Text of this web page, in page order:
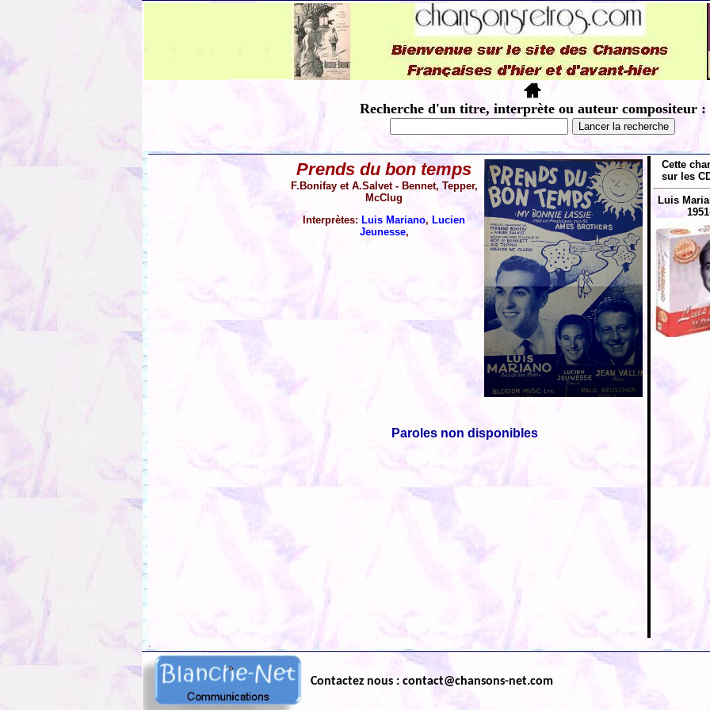
Recherche d'un titre, interprète ou auteur compositeur :
Prends du bon temps
F.Bonifay et A.Salvet - Bennet, Tepper,
McClug
Interprètes: Luis Mariano, Lucien
Jeunesse,
Paroles non disponibles
Cette
sur les
Luis
Contactez nous : contact@chansons-net.com